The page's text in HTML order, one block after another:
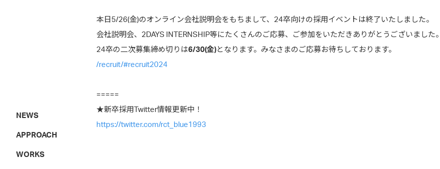
NEWS
APPROACH
WORKS
本日5/26(金)のオンライン会社説明会をもちまして、24卒向けの採用イベントは終了いたしました。
会社説明会、2DAYS INTERNSHIP等にたくさんのご応募、ご参加をいただきありがとうございました。
24卒の二次募集締め切りは6/30(金) となります。みなさまのご応募お待ちしております。
/recruit/#recruit2024
=====
★新卒採用Twitter情報更新中！
https://twitter.com/rct_blue1993